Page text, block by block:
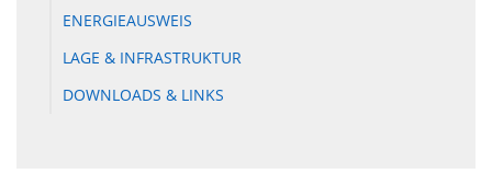
ENERGIEAUSWEIS
LAGE & INFRASTRUKTUR
DOWNLOADS & LINKS